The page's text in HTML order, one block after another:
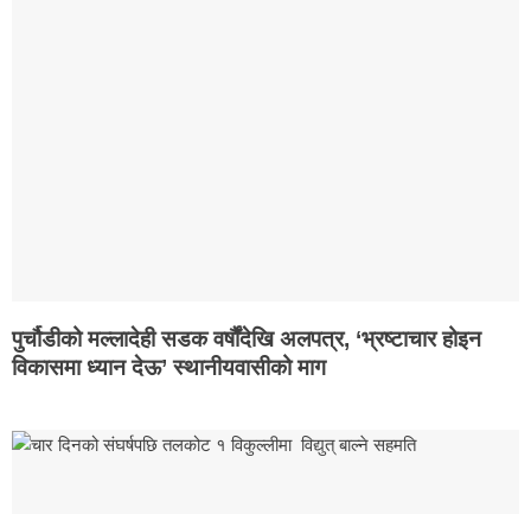
पुर्चौडीको मल्लादेही सडक वर्षौंदेखि अलपत्र, ‘भ्रष्टाचार होइन
विकासमा ध्यान देऊ’ स्थानीयवासीको माग